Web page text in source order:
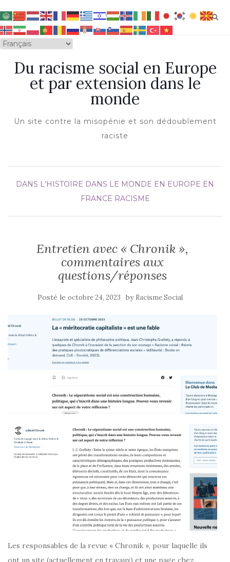
OUVRIR/FERMER LA NAVIGATION
Du racisme social en Europe
et par extension dans le
monde
Un site contre la misopénie et son dédoublement
raciste
DANS L'HISTOIRE DANS LE MONDE EN EUROPE EN
FRANCE RACISME
Entretien avec « Chronik »,
commentaires aux
questions/réponses
Posté le octobre 24, 2023 by Racisme Social
Les responsables de la revue « Chronik », pour laquelle ils
ont un site (actuellement en travaux) et une page chez